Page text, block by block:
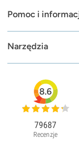
Pomoc i
Narzędzia
8.6
79687
Recenzje